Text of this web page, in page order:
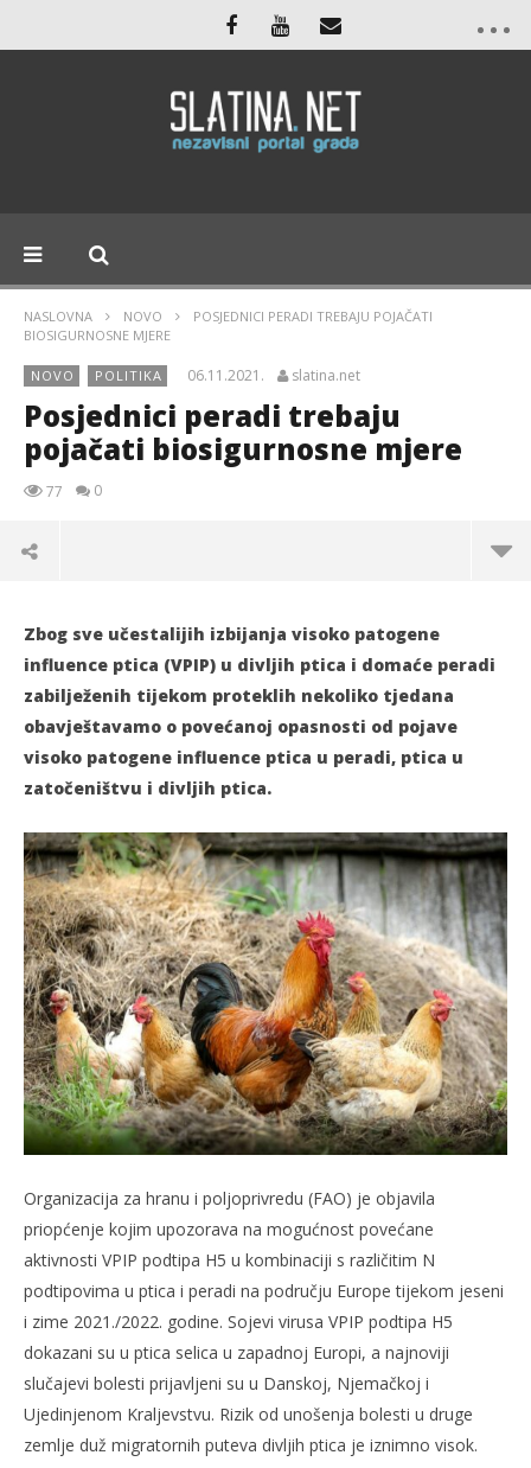
NASLOVNA NOVO
POSJEDNICI PERADI TREBAJU POJAČATI
BIOSIGURNOSNE MJERE
NOVO POLITIKA 06.11.2021. slatina.net
Posjednici peradi trebaju
pojačati biosigurnosne mjere
77 0
TRENUTNO OTVORENO
Posjednici peradi trebaju pojačati
biosigurnosne mjere
06.11.2021.
slatina.net
Zbog sve učestalijih izbijanja visoko patogene
influence ptica (VPIP) u divljih ptica i domaće peradi
zabilježenih tijekom proteklih nekoliko tjedana
obavještavamo o povećanoj opasnosti od pojave
visoko patogene influence ptica u peradi, ptica u
zatočeništvu i divljih ptica.
Organizacija za hranu i poljoprivredu (FAO) je objavila
priopćenje kojim upozorava na mogućnost povećane
aktivnosti VPIP podtipa H5 u kombinaciji s različitim N
podtipovima u ptica i peradi na području Europe tijekom jeseni
i zime 2021./2022. godine. Sojevi virusa VPIP podtipa H5
dokazani su u ptica selica u zapadnoj Europi, a najnoviji
slučajevi bolesti prijavljeni su u Danskoj, Njemačkoj i
Ujedinjenom Kraljevstvu. Rizik od unošenja bolesti u druge
zemlje duž migratornih puteva divljih ptica je iznimno visok.